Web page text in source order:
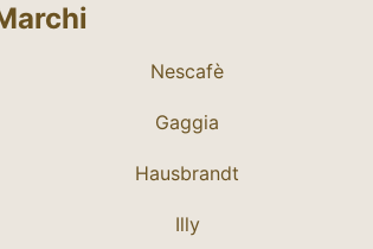
Nescafè
Gaggia
Hausbrandt
Illy